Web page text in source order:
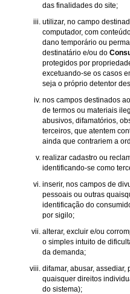
das finalidades do site;
utilizar, no campo
computador, com
dano temporário ou
destinatário e/ou do
protegidos por
excetuando-se os casos
seja o próprio detentor
nos campos destinados
de termos ou materiais
abusivos, difamatórios,
terceiros, que atentem
ainda que contrariem a
realizar cadastro ou
identificando-se como
inserir, nos campos de
pessoais ou outras
identificação do
por sigilo;
alterar, excluir e/ou
o simples intuito de
da demanda;
difamar, abusar, assediar,
quaisquer direitos
do sistema);